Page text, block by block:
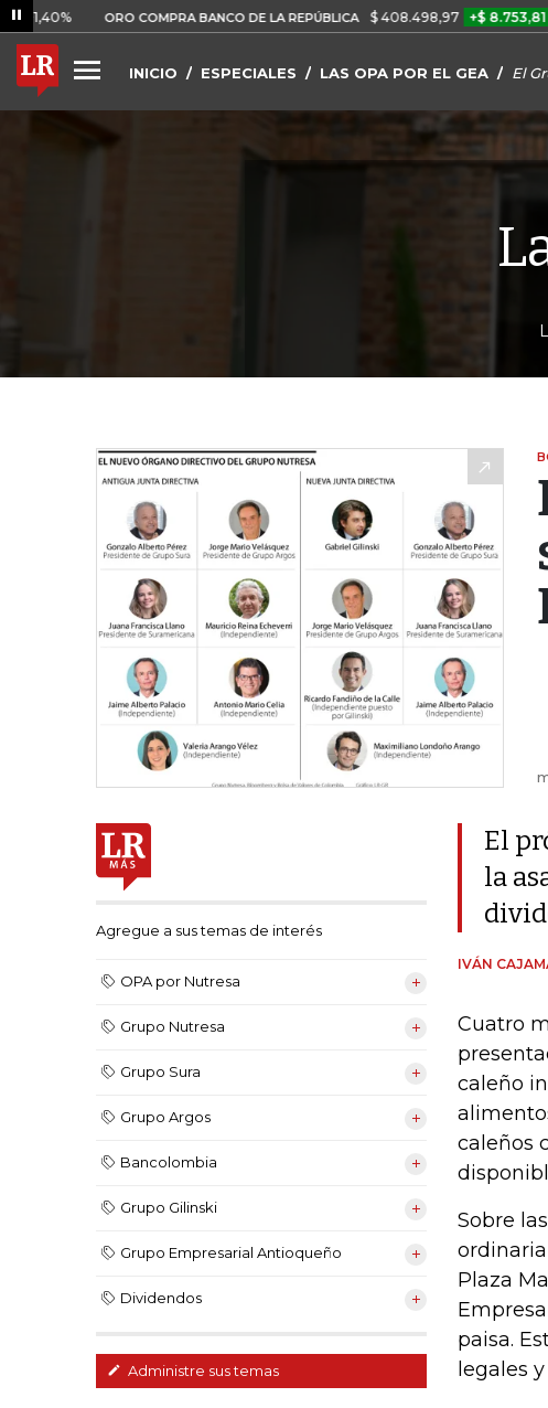
ORO COMPRA BANCO DE LA REPÚBLICA $ 408.498,97 +$ 8.753,81 +2,19%
INICIO ESPECIALES LAS OPA POR EL GEA El
Agregue a sus temas de interés
OPA por Nutresa
Grupo Nutresa
Grupo Sura
Grupo Argos
Bancolombia
Grupo Gilinski
Grupo Empresarial Antioqueño
Dividendos
Administre sus temas
El
la
IVÁN
Cuatro
caleño
caleños
Sobre
Plaza
paisa.
legales